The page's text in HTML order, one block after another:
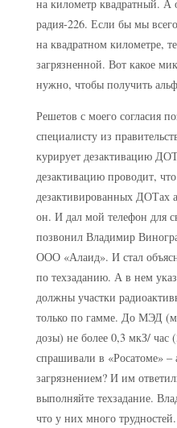
на километр квадратный.
радия-226. Если бы мы
на квадратном километре,
загрязненной. Вот какое
нужно, чтобы получить
Решетов с моего согласия
специалисту из
курирует дезактивацию
дезактивацию проводит,
дезактивированных ДОТах
он. И дал мой телефон для
позвонил Владимир
ООО «Алаид». И стал
по техзаданию. А в нем
должны участки
только по гамме. До МЭД
дозы) не более 0,3 мкЗ/ час
спрашивали в «Росатоме» –
загрязнением? И им
выполняйте техзадание.
что у них много